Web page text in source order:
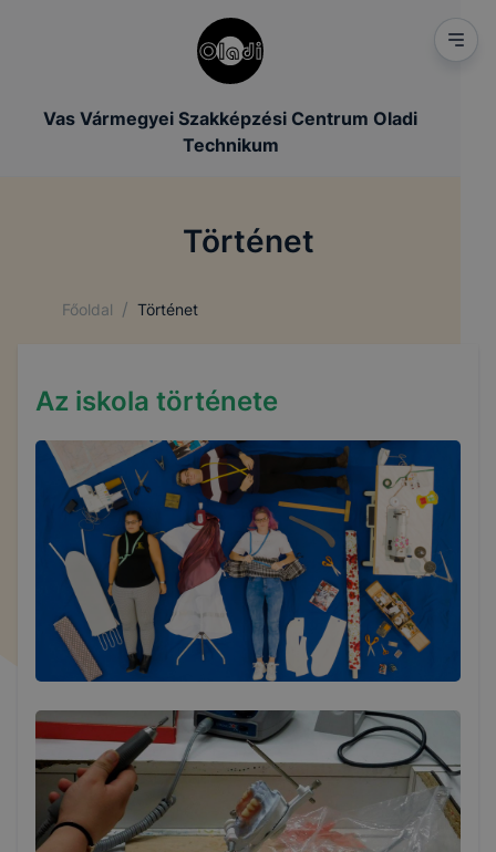
Vas Vármegyei Szakképzési Centrum Oladi
Technikum
Történet
Főoldal / Történet
Az iskola története